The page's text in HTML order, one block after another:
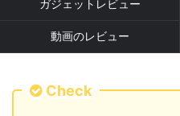
ガジェットレビュー
動画のレビュー
Check